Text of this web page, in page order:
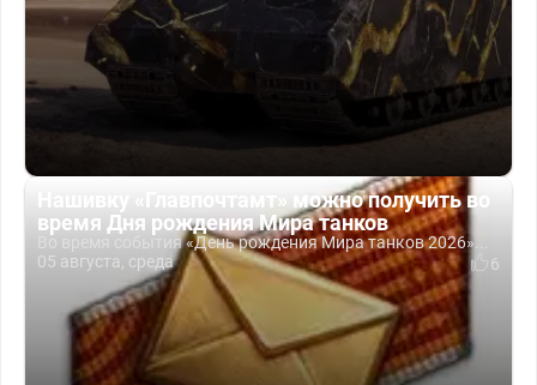
Нашивку «Главпочтамт» можно получить во
время Дня рождения Мира танков
Во время события «День рождения Мира танков 2026»...
05 августа, среда
6